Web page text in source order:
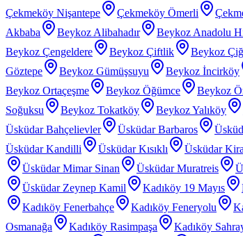
Çekmeköy Nişantepe
Çekmeköy Ömerli
Akbaba
Beykoz Alibahadır Beykoz Anadolu
Beykoz Çengeldere
Beykoz Çiftlik Beykoz
Göztepe
Beykoz Gümüşsuyu Beykoz İncirköy
Beykoz Ortaçeşme
Beykoz Öğümce Beykoz
Soğuksu
Beykoz Tokatköy Beykoz Yalıköy
Üsküdar Bahçelievler
Üsküdar Barbaros
Üsküdar Kandilli
Üsküdar Kısıklı Üsküdar
Üsküdar Mimar Sinan
Üsküdar Muratreis
Üsküdar Zeynep Kamil
Kadıköy 19 Mayıs
Kadıköy Fenerbahçe
Kadıköy Feneryolu
Osmanağa
Kadıköy Rasimpaşa Kadıköy